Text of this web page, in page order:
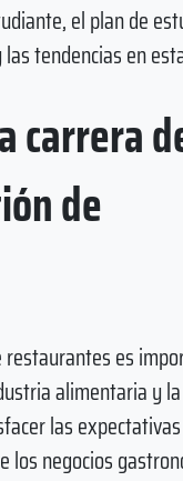
el plan de
tendencias en
carrera
de
es
alimentaria y
las
negocios